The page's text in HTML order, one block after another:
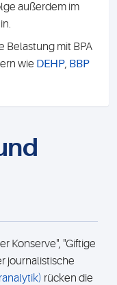
außerdem im
Belastung mit BPA
wie DEHP, BBP
Konserve", "Giftige
journalistische
rücken die